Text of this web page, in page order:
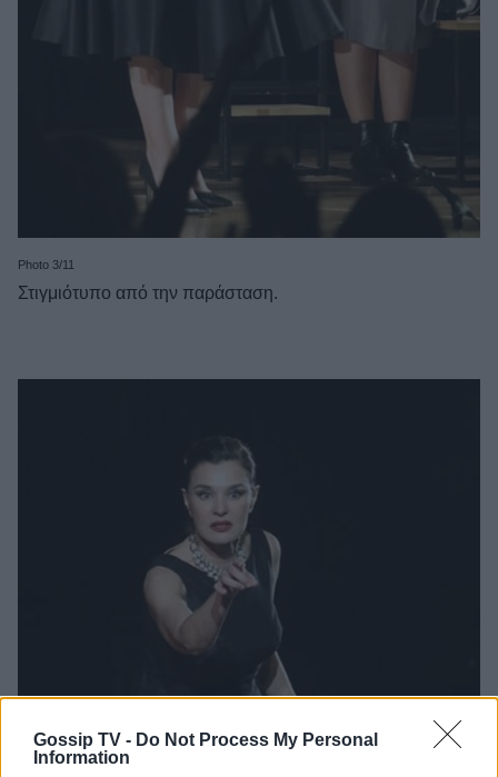
Gossip TV - Do Not Process My Personal
Information
Photo 3/11
Στιγμιότυπο από την παράσταση.